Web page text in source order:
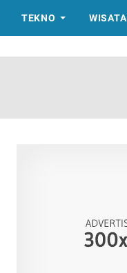
TEKNO WISATA